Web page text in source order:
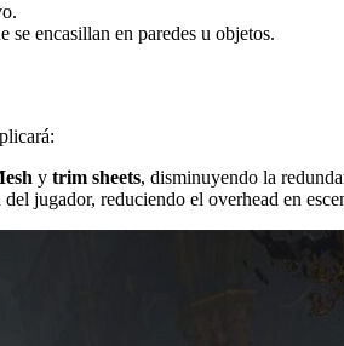
se encasillan en paredes u objetos.
y trim sheets, disminuyendo la
jugador, reduciendo el overhead en